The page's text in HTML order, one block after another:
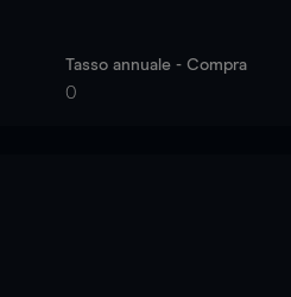
Tasso annuale - Compra
0